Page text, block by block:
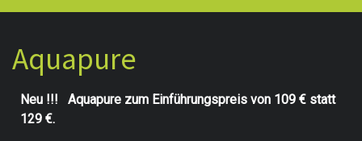
Aquapure
Neu !!! Aquapure zum Einführungspreis von 109 € statt
129 €.